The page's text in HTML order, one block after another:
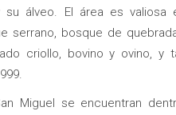
álveo. El área es valiosa
serrano, bosque de
criollo, bovino y ovino, y
Miguel se encuentran